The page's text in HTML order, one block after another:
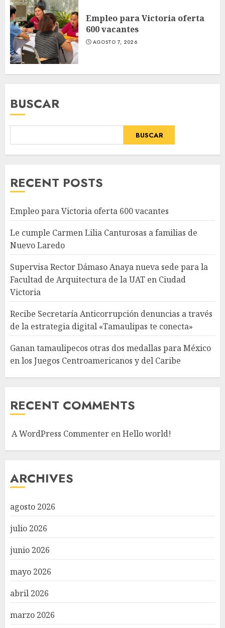
Empleo para Victoria oferta
600 vacantes
AGOSTO 7, 2026
BUSCAR
BUSCAR
RECENT POSTS
Empleo para Victoria oferta 600 vacantes
Le cumple Carmen Lilia Canturosas a familias de
Nuevo Laredo
Supervisa Rector Dámaso Anaya nueva sede para la
Facultad de Arquitectura de la UAT en Ciudad
Victoria
Recibe Secretaría Anticorrupción denuncias a través
de la estrategia digital «Tamaulipas te conecta»
Ganan tamaulipecos otras dos medallas para México
en los Juegos Centroamericanos y del Caribe
RECENT COMMENTS
A WordPress Commenter enHello world!
ARCHIVES
agosto 2026
julio 2026
junio 2026
mayo 2026
abril 2026
marzo 2026